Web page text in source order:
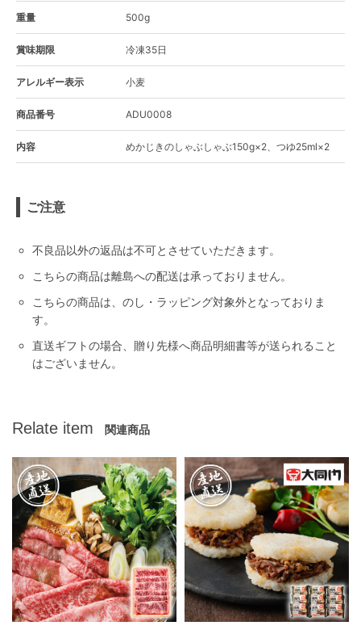
重量 500g
賞味期限 冷凍35日
アレルギー表示 小麦
商品番号 ADU0008
内容 めかじきのしゃぶしゃぶ150g×2、つゆ25ml×2
ご注意
不良品以外の返品は不可とさせていただきます。
こちらの商品は離島への配送は承っておりません。
こちらの商品は、のし・ラッピング対象外となっておりま
す。
直送ギフトの場合、贈り先様へ商品明細書等が送られること
はございません。
Relate item 関連商品